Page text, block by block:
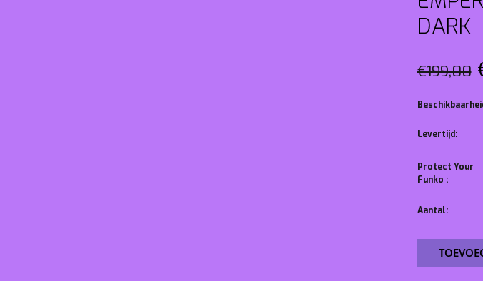
DARK
€199,00
Levertijd:
Protect Your
Funko :
Aantal: